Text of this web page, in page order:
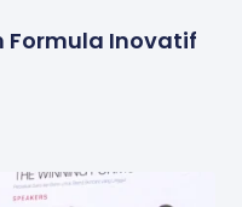
Formula Inovatif